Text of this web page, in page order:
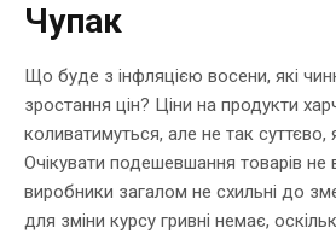
Чупак
Що буде з інфляцією восени, які
зростання цін? Ціни на продукти
коливатимуться, але не так суттєво,
Очікувати подешевшання товарів не
виробники загалом не схильні до
для зміни курсу гривні немає,